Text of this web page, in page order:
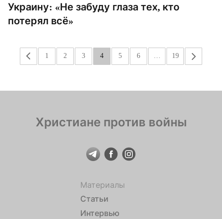
Украину: «Не забуду глаза тех, кто
потерял всё»
« 1 2 3 4 5 6 19 »
Христиане против войны
Материалы
Статьи
Интервью